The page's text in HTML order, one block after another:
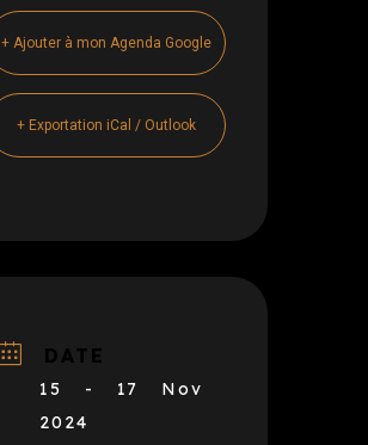
+ Ajouter à mon Agenda Google
+ Exportation iCal / Outlook
DATE
15 - 17 Nov
2024